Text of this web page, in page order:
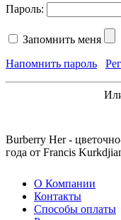
Пароль:
Запомнить меня
Напомнить пароль
Burberry Her -
года от Francis
О Компании
Контакты
Способы оплаты